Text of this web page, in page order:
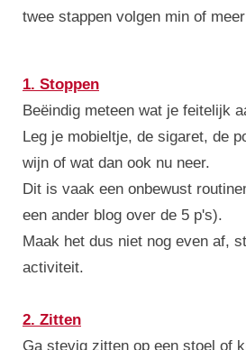
twee stappen volgen min of
1. Stoppen
Beëindig meteen wat je feitelijk
Leg je mobieltje, de sigaret, de
wijn of wat dan ook nu neer.
Dit is vaak een onbewust
een ander blog over de 5 p's).
Maak het dus niet nog even af,
activiteit.
2. Zitten
Ga stevig zitten op een stoel of